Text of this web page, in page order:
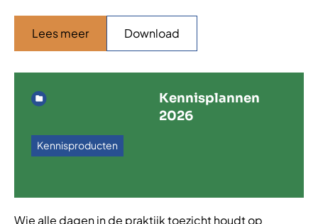
Lees meer Download
Kennisplannen
2026
Kennisproducten
Wie alle dagen in de praktijk toezicht houdt op